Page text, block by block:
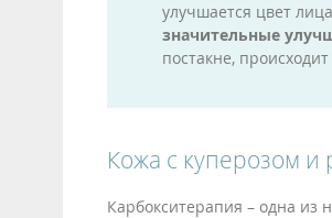
улучшается цвет
значительные
постакне,
Кожа с куперозом и
Карбокситерапия – одна из